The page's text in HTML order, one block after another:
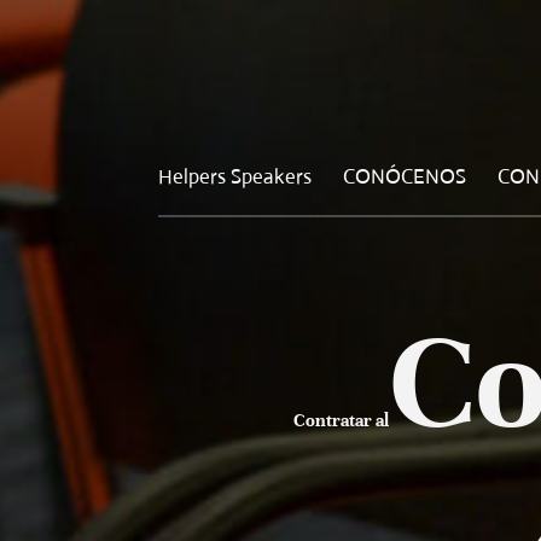
Helpers Speakers CONÓCENOS
Contratar al